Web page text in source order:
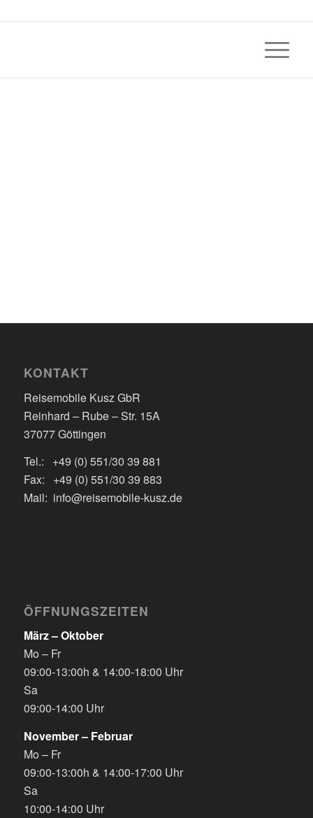
KONTAKT
Reisemobile Kusz GbR
Reinhard – Rube – Str. 15A
37077 Göttingen
Tel.: +49 (0) 551/30 39 881
Fax: +49 (0) 551/30 39 883
Mail: info@reisemobile-kusz.de
ÖFFNUNGSZEITEN
März – Oktober
Mo – Fr
09:00-13:00h & 14:00-18:00 Uhr
Sa
09:00-14:00 Uhr
November – Februar
Mo – Fr
09:00-13:00h & 14:00-17:00 Uhr
Sa
10:00-14:00 Uhr